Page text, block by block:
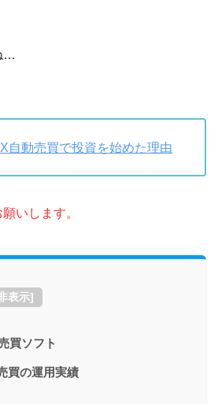
…
自動売買で投資を始めた理由
いします。
表示]
買ソフト
買の運用実績